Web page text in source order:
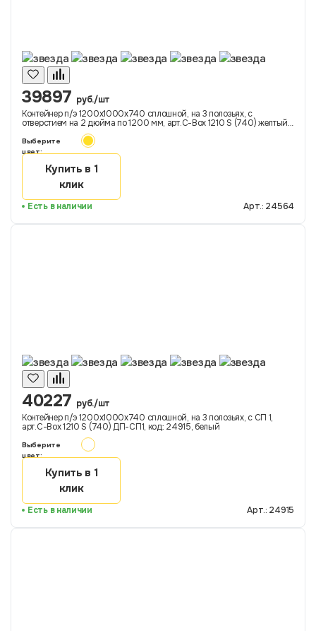
39897 руб./шт
Контейнер п/э 1200х1000х740 сплошной, на 3 полозьях, с
отверстием на 2 дюйма по 1200 мм, арт.C-Box 1210 S (740) желтый
ДП-ОС, код: 24564
Выберите
цвет:
Купить в 1
клик
Есть в наличии Арт.: 24564
40227 руб./шт
Контейнер п/э 1200х1000х740 сплошной, на 3 полозьях, с СП 1,
арт.C-Box 1210 S (740) ДП-СП1, код: 24915, белый
Выберите
цвет:
Купить в 1
клик
Есть в наличии Арт.: 24915